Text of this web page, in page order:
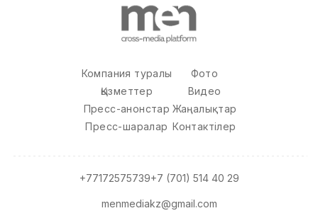
Компания туралы
Қызметтер
Пресс-анонстар
Пресс-шаралар
Фото
Видео
Жаңалықтар
Контактілер
menmediakz@gmail.com
+77172575739+7 (701) 514 40 29